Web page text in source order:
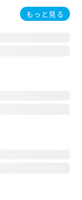
もっと見る